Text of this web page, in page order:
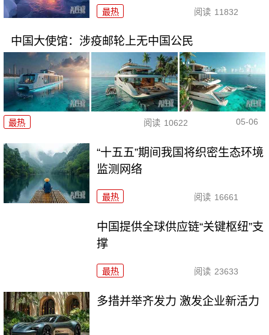
最热 阅读 11832
中国大使馆：涉疫邮轮上无中国公民
最热 阅读 10622 05-06
“十五五”期间我国将织密生态环境
监测网络
最热 阅读 16661
中国提供全球供应链“关键枢纽”支
撑
最热 阅读 23633
多措并举齐发力 激发企业新活力